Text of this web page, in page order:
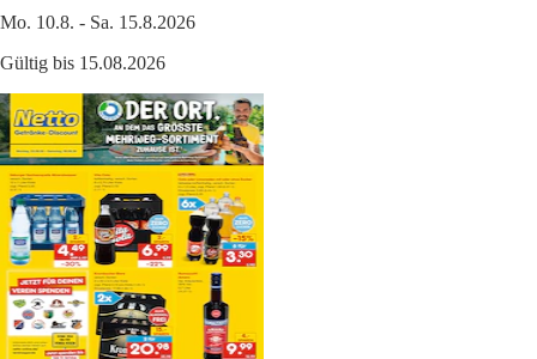
Mo. 10.8. - Sa. 15.8.2026
Gültig bis 15.08.2026